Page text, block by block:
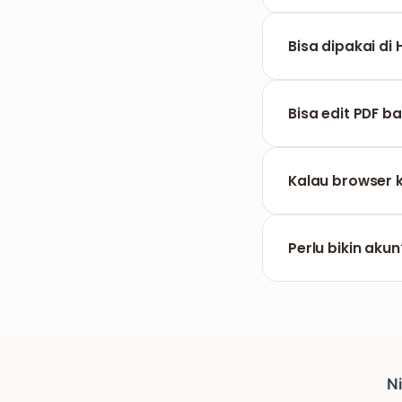
tanda tangan.
Bisa dipakai di
Nggak perlu
Bisa edit PDF
tetap tersimpan
Kalau browser
download dulu
Perlu bikin